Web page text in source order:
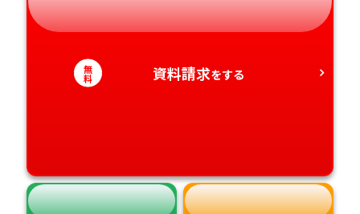
静岡県
愛知県
和歌山県
徳島県
香川県
高知県
大分県
宮崎県
沖縄県
無
料 資料請求をする